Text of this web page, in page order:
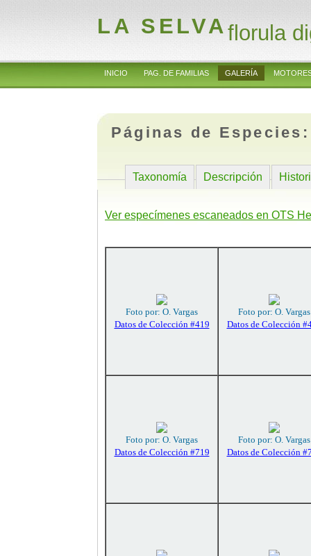
LA SELVAflorula
INICIO PAG. DE FAMILIAS GALERÍA
Páginas de
Taxonomía Descripción
Ver especímenes escaneados en OTS
Foto por: O. Vargas
Datos de Colección #419
Foto por: O. Vargas
Datos de Colección
Foto por: O. Vargas
Datos de Colección #719
Foto por: O. Vargas
Datos de Colección